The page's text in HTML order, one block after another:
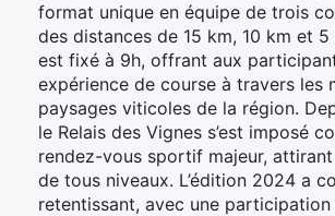
format unique en équipe de trois
des distances de 15 km, 10 km et
est fixé à 9h, offrant aux
expérience de course à travers les
paysages viticoles de la région.
le Relais des Vignes s’est imposé
rendez-vous sportif majeur,
de tous niveaux. L’édition 2024 a
retentissant, avec une